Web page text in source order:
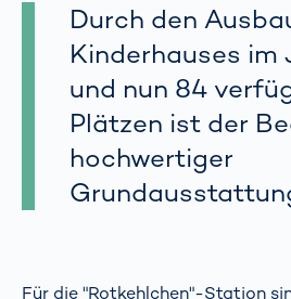
Durch den
Kinderhauses im
und nun 84
Plätzen ist der
hochwertiger
Für die "Rotkehlchen"-Station